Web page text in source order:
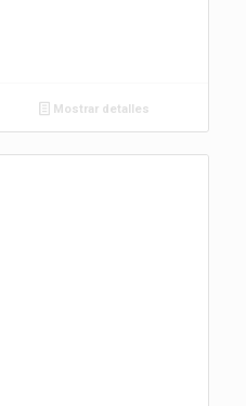
Mostrar detalles